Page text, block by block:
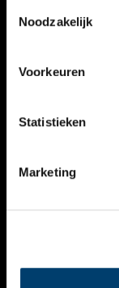
Noodzakelijk
Voorkeuren
Statistieken
Marketing
VERHALEN
KALENDER
THEMA’S
VIDEO’S
CONTACT